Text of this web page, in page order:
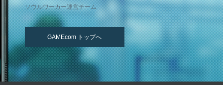
ソウルワーカー運営チーム
GAMEcom トップへ